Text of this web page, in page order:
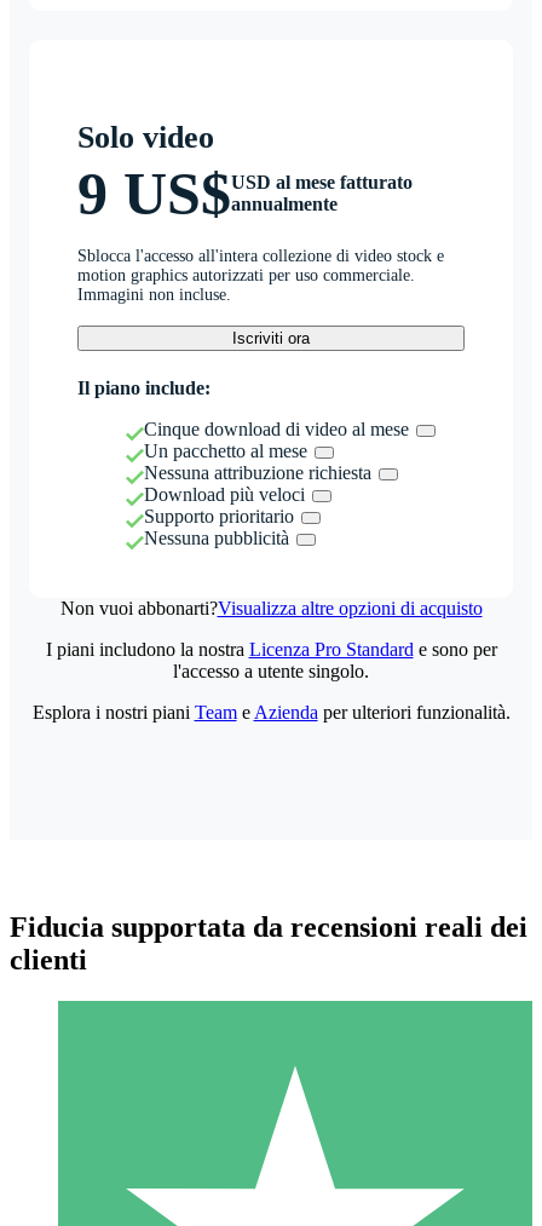
Solo video
9 US$USD al mese fatturato
annualmente
Sblocca l'accesso all'intera collezione di video stock e
motion graphics autorizzati per uso commerciale.
Immagini non incluse.
Iscriviti ora
Il piano include:
Cinque download di video al mese
Un pacchetto al mese
Nessuna attribuzione richiesta
Download più veloci
Supporto prioritario
Nessuna pubblicità
Non vuoi abbonarti?Visualizza altre opzioni di acquisto
Pacchetti di Crediti Individuali
Paga a consumo con crediti di download. Nessun impegno
I piani includono la nostra Licenza Pro Standard e sono per
l'accesso a utente singolo.
Esplora i nostri piani Teame Azienda per ulteriori funzionalità.
Fiducia supportata da recensioni reali dei
clienti